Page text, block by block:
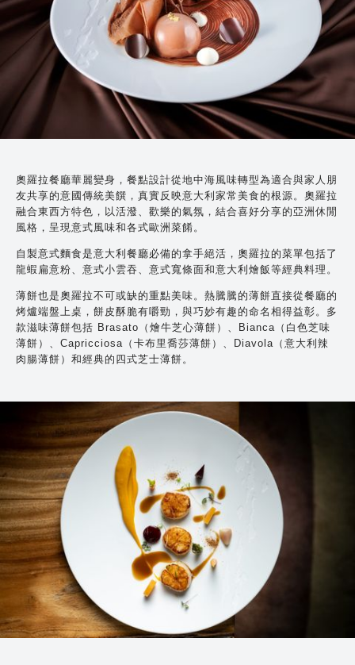
奧羅拉餐廳華麗變身，餐點設計從地中海風味轉型為適合與家人朋
友共享的意國傳統美饌，真實反映意大利家常美食的根源。奧羅拉
融合東西方特色，以活潑、歡樂的氣氛，結合喜好分享的亞洲休閒
風格，呈現意式風味和各式歐洲菜餚。
自製意式麵食是意大利餐廳必備的拿手絕活，奧羅拉的菜單包括了
龍蝦扁意粉、意式小雲吞、意式寬條面和意大利燴飯等經典料理。
薄餅也是奧羅拉不可或缺的重點美味。熱騰騰的薄餅直接從餐廳的
烤爐端盤上桌，餅皮酥脆有嚼勁，與巧妙有趣的命名相得益彰。多
款滋味薄餅包括 Brasato（燴牛芝心薄餅）、Bianca（白色芝味
薄餅）、Capricciosa（卡布里喬莎薄餅）、Diavola（意大利辣
肉腸薄餅）和經典的四式芝士薄餅。